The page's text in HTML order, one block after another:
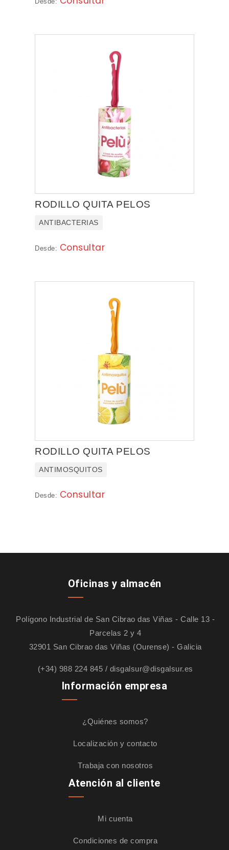
RODILLO QUITA PELOS
ANTIBACTERIAS
Desde: Consultar
RODILLO QUITA PELOS
ANTIMOSQUITOS
Desde: Consultar
Oficinas y almacén
Polígono Industrial de San Cibrao das Viñas - Calle 13 -
Parcelas 2 y 4
32901 San Cibrao das Viñas (Ourense) - Galicia
(+34) 988 224 845 / disgalsur@disgalsur.es
Información empresa
¿Quiénes somos?
Localización y contacto
Trabaja con nosotros
Atención al cliente
Mi cuenta
Condiciones de compra